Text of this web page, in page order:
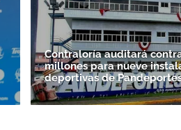
Contraloría auditará
millones para nueve
deportivas de